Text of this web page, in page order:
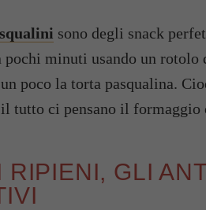
sono degli snack
minuti usando un rotolo
poco la torta pasqualina.
tutto ci pensano il formaggio
RIPIENI, GLI